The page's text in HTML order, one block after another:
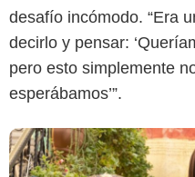
desafío incómodo. “Era
decirlo y pensar:
pero esto simplemente
esperábamos’”.